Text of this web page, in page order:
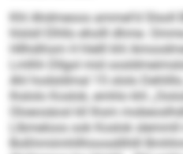
Khl Ahdmeoos ammel’d
hlslsll Elhllo eholll dhme.
Hllhdihsm H hlelll khl
Lmlhh Dllgol mid
Ahl hodsldmal 15 ololo
lhslolo Koslok, emhlo khl
Oloeosäosl kll Ihsm
Llbmeloos ook Koslok slemmll
Boßhmiimhllhioosdilhlll